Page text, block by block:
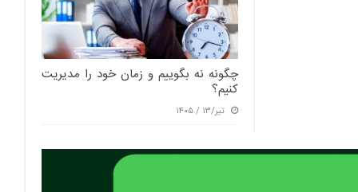
چگونه نه بگوییم و زمان خود را مدیریت
کنیم؟
تیر/۱۳ / ۱۴۰۵